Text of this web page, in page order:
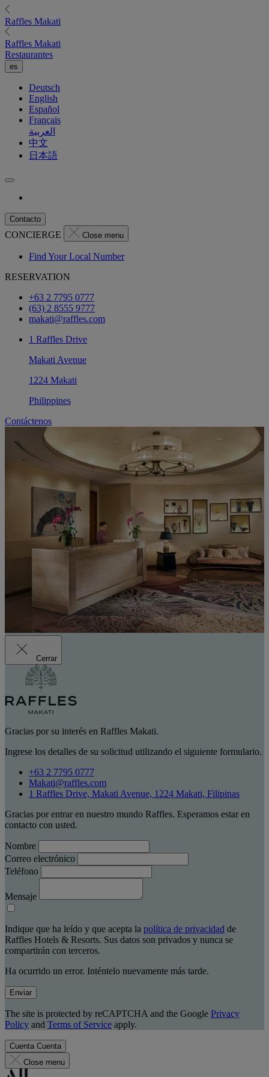
Raffles Makati
Raffles Makati
Restaurantes
es
Deutsch
English
Español
Français
العربية
中文
日本語
Contacto
CONCIERGE Close menu
Find Your Local Number
RESERVATION
+63 2 7795 0777
(63) 2 8555 9777
makati@raffles.com
1 Raffles Drive
Makati Avenue
1224 Makati
Philippines
Contáctenos
Cerrar
Gracias por su interés en Raffles Makati.
Ingrese los detalles de su solicitud utilizando el siguiente formulario.
+63 2 7795 0777
Makati@raffles.com
1 Raffles Drive, Makati Avenue, 1224 Makati, Filipinas
Gracias por entrar en nuestro mundo Raffles. Esperamos estar en
contacto con usted.
Nombre
Correo electrónico
Teléfono
Mensaje
Indique que ha leído y que acepta la política de privacidad de
Raffles Hotels & Resorts. Sus datos son privados y nunca se
compartirán con terceros.
Ha ocurrido un error. Inténtelo nuevamente más tarde.
Enviar
The site is protected by reCAPTCHA and the Google Privacy
Policy and Terms of Service apply.
Cuenta Cuenta
Close menu